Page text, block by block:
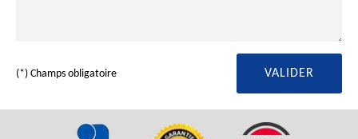
(*) Champs obligatoire